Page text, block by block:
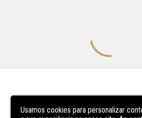
Usamos cookies para personalizar